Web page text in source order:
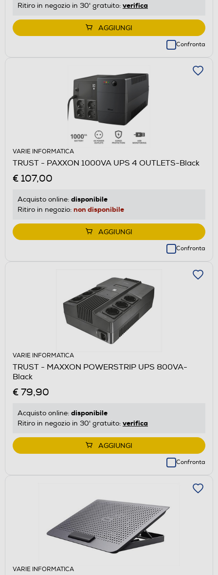
Ritiro in negozio in 30' gratuito: verifica
AGGIUNGI
Confronta
VARIE INFORMATICA
TRUST - PAXXON 1000VA UPS 4 OUTLETS-Black
€ 107,00
Acquisto online: disponibile
Ritiro in negozio: non disponibile
AGGIUNGI
Confronta
VARIE INFORMATICA
TRUST - MAXXON POWERSTRIP UPS 800VA-
Black
€ 79,90
Acquisto online: disponibile
Ritiro in negozio in 30' gratuito: verifica
AGGIUNGI
Confronta
VARIE INFORMATICA